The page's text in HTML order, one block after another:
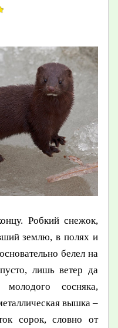
Робкий снежок,
землю, в полях и
белел на
лишь ветер да
сосняка,
вышка –
сорок, словно от